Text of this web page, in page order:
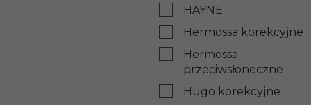
HAYNE
Hermossa korekcyjne
Hermossa
przeciwsłoneczne
Hugo korekcyjne